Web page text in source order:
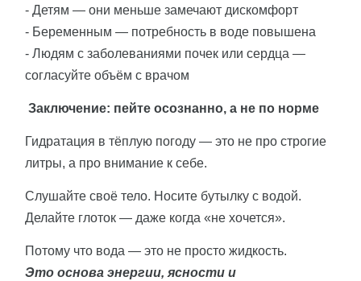
- Детям — они меньше замечают дискомфорт
- Беременным — потребность в воде повышена
- Людям с заболеваниями почек или сердца —
согласуйте объём с врачом
Заключение: пейте осознанно, а не по норме
Гидратация в тёплую погоду — это не про строгие
литры, а про внимание к себе.
Слушайте своё тело. Носите бутылку с водой.
Делайте глоток — даже когда «не хочется».
Потому что вода — это не просто жидкость.
Это основа энергии, ясности и